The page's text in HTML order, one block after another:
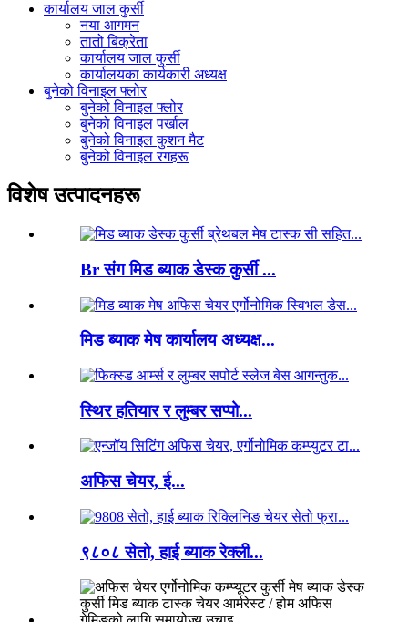
कार्यालय जाल कुर्सी
नया आगमन
तातो बिक्रेता
कार्यालय जाल कुर्सी
कार्यालयका कार्यकारी अध्यक्ष
बुनेको विनाइल फ्लोर
बुनेको विनाइल फ्लोर
बुनेको विनाइल पर्खाल
बुनेको विनाइल कुशन मैट
बुनेको विनाइल रगहरू
विशेष उत्पादनहरू
Br संग मिड ब्याक डेस्क कुर्सी ...
मिड ब्याक मेष कार्यालय अध्यक्ष...
स्थिर हतियार र लुम्बर सप्पो...
अफिस चेयर, ई...
९८०८ सेतो, हाई ब्याक रेक्ली...